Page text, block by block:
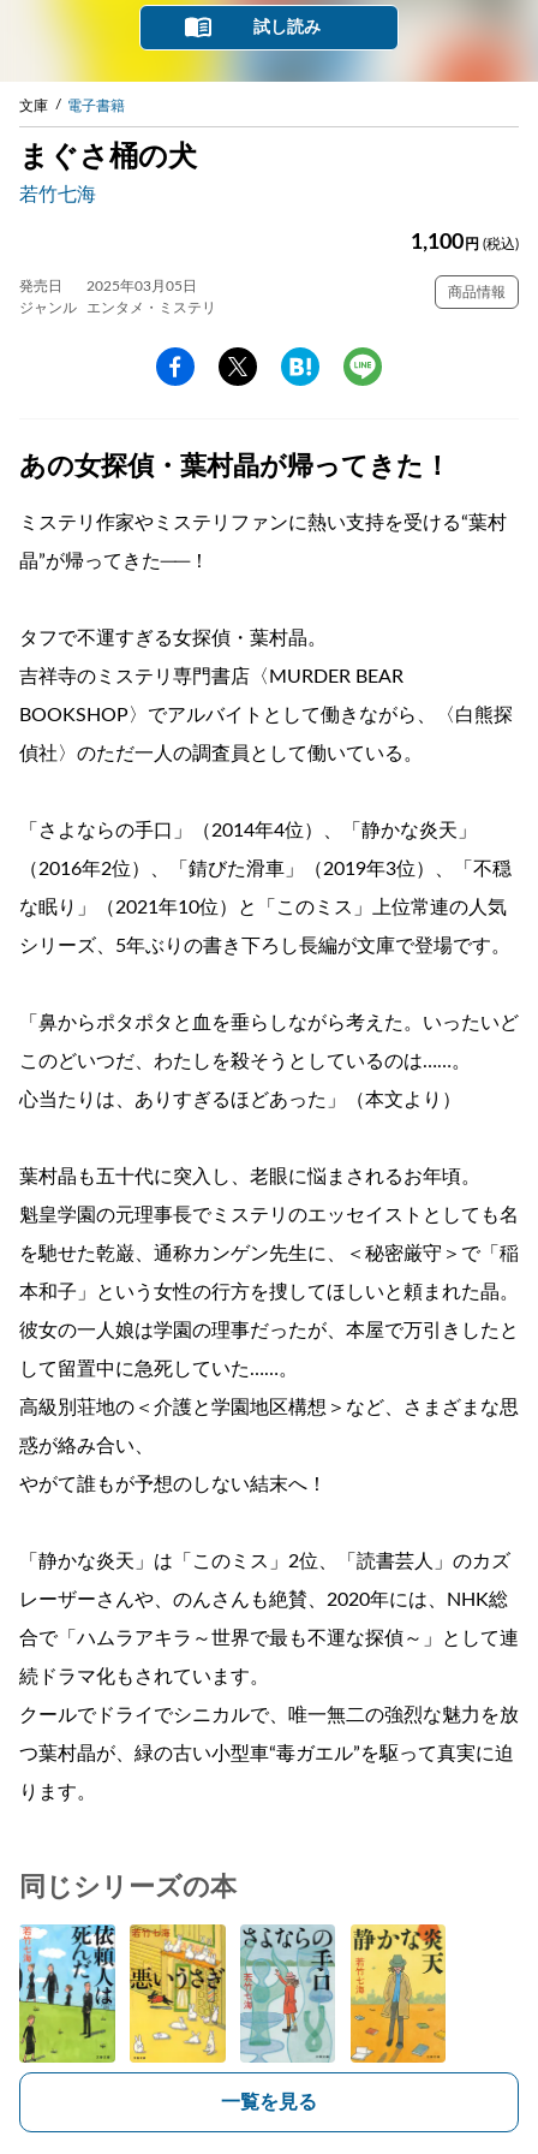
試し読み
文庫 電子書籍
まぐさ桶の犬
若竹七海
1,100 円 (税込)
発売日
2025年03月05日
ジャンル
エンタメ・ミステリ
商品情報
あの女探偵・葉村晶が帰ってきた！
ミステリ作家やミステリファンに熱い支持を受ける“葉村
晶”が帰ってきた──！
タフで不運すぎる女探偵・葉村晶。
吉祥寺のミステリ専門書店〈MURDER BEAR
BOOKSHOP〉でアルバイトとして働きながら、〈白熊探
偵社〉のただ一人の調査員として働いている。
「さよならの手口」（2014年4位）、「静かな炎天」
（2016年2位）、「錆びた滑車」（2019年3位）、「不穏
な眠り」（2021年10位）と「このミス」上位常連の人気
シリーズ、5年ぶりの書き下ろし長編が文庫で登場です。
「鼻からポタポタと血を垂らしながら考えた。いったいど
このどいつだ、わたしを殺そうとしているのは……。
心当たりは、ありすぎるほどあった」（本文より）
葉村晶も五十代に突入し、老眼に悩まされるお年頃。
魁皇学園の元理事長でミステリのエッセイストとしても名
を馳せた乾巌、通称カンゲン先生に、＜秘密厳守＞で「稲
本和子」という女性の行方を捜してほしいと頼まれた晶。
彼女の一人娘は学園の理事だったが、本屋で万引きしたと
して留置中に急死していた……。
高級別荘地の＜介護と学園地区構想＞など、さまざまな思
惑が絡み合い、
やがて誰もが予想のしない結末へ！
「静かな炎天」は「このミス」2位、「読書芸人」のカズ
レーザーさんや、のんさんも絶賛、2020年には、NHK総
合で「ハムラアキラ～世界で最も不運な探偵～」として連
続ドラマ化もされています。
クールでドライでシニカルで、唯一無二の強烈な魅力を放
つ葉村晶が、緑の古い小型車“毒ガエル”を駆って真実に迫
ります。
同じシリーズの本
一覧を見る